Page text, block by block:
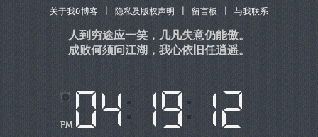
关于我&博客 | 隐私及版权声明 | 留言板 | 与我联系
人到穷途应一笑，几凡失意仍能傲。
成败何须问江湖，我心依旧任逍遥。
PM